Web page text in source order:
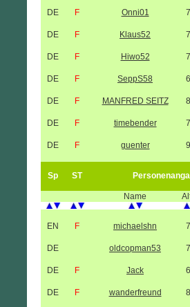
DE F Onni01
DE F Klaus52
DE F Hiwo52
DE F SeppS58
DE F MANFRED SEITZ
DE F timebender
DE F guenter
Sp ST
Name
EN F michaelshn
DE oldcopman53
DE F Jack
DE F wanderfreund